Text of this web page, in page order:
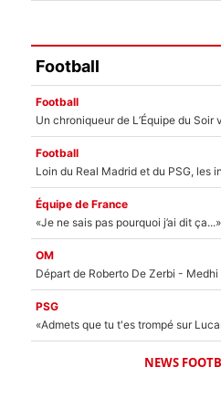
Football
Football
Football
Équipe de France
OM
PSG
NEWS